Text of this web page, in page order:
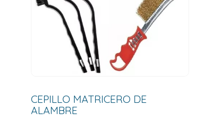
CEPILLO MATRICERO DE
ALAMBRE